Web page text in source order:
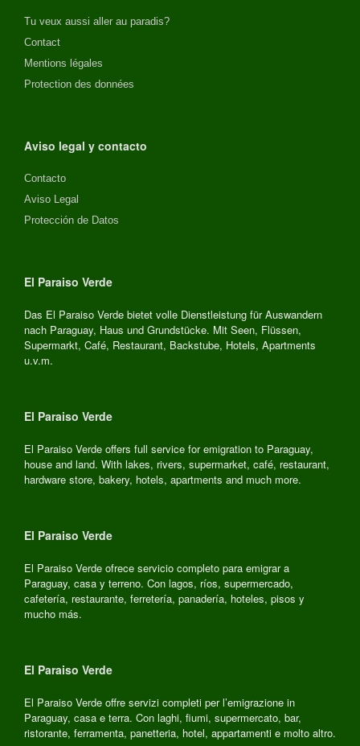
Tu veux aussi aller au paradis?
Contact
Mentions légales
Protection des données
Aviso legal y contacto
Contacto
Aviso Legal
Protección de Datos
El Paraiso Verde
Das El Paraiso Verde bietet volle Dienstleistung für Auswandern
nach Paraguay, Haus und Grundstücke. Mit Seen, Flüssen,
Supermarkt, Café, Restaurant, Backstube, Hotels, Apartments
u.v.m.
El Paraiso Verde
El Paraiso Verde offers full service for emigration to Paraguay,
house and land. With lakes, rivers, supermarket, café, restaurant,
hardware store, bakery, hotels, apartments and much more.
El Paraiso Verde
El Paraiso Verde ofrece servicio completo para emigrar a
Paraguay, casa y terreno. Con lagos, ríos, supermercado,
cafetería, restaurante, ferretería, panadería, hoteles, pisos y
mucho más.
El Paraiso Verde
El Paraiso Verde offre servizi completi per l’emigrazione in
Paraguay, casa e terra. Con laghi, fiumi, supermercato, bar,
ristorante, ferramenta, panetteria, hotel, appartamenti e molto altro.